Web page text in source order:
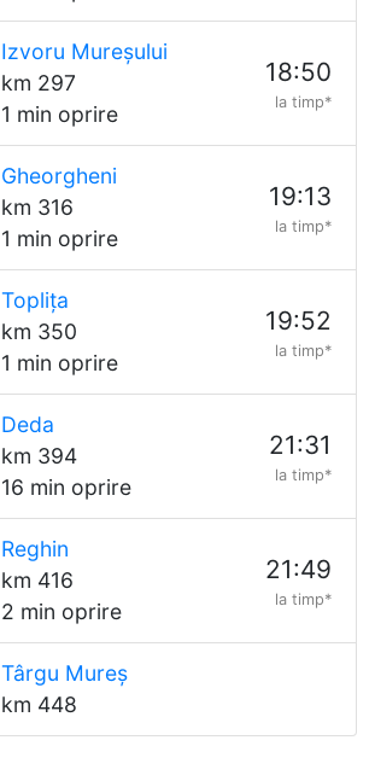
Izvoru Mureșului
km 297
1 min oprire
18:50
la timp*
Gheorgheni
km 316
1 min oprire
19:13
la timp*
Toplița
km 350
1 min oprire
19:52
la timp*
Deda
km 394
16 min oprire
21:31
la timp*
Reghin
km 416
2 min oprire
21:49
la timp*
Târgu Mureș
km 448